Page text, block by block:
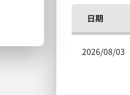
日期
2026/08/03